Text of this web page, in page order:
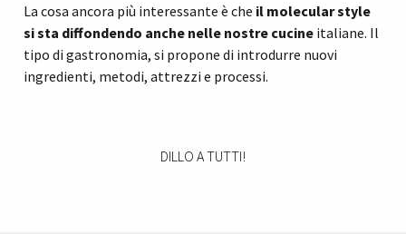
La cosa ancora più interessante è che il molecular style
si sta diffondendo anche nelle nostre cucine italiane. Il
tipo di gastronomia, si propone di introdurre nuovi
ingredienti, metodi, attrezzi e processi.
DILLO A TUTTI!